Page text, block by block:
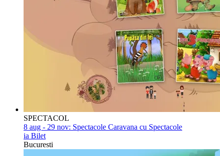
SPECTACOL
8 aug - 29 nov: Spectacole Caravana cu Spectacole
ia Bilet
Bucuresti